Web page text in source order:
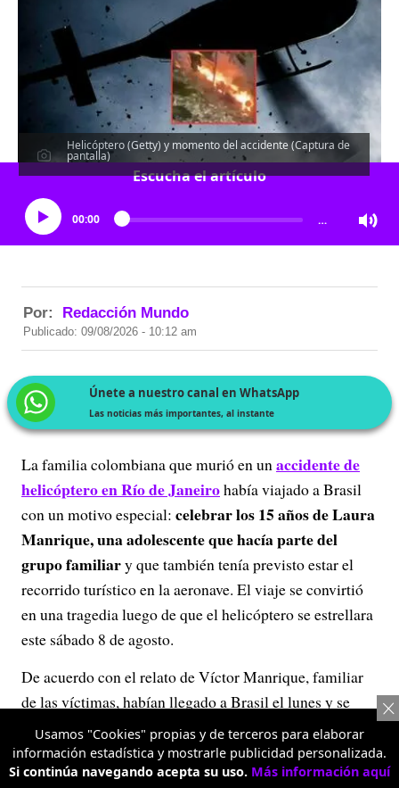
Helicóptero (Getty) y momento del accidente (Captura de
pantalla)
Escucha el artículo
00:00 …
Por: Redacción Mundo
Publicado: 09/08/2026 - 10:12 am
Únete a nuestro canal en WhatsApp
Las noticias más importantes, al instante
La familia colombiana que murió en unaccidente de
helicóptero en Río de Janeirohabía viajado a Brasil
con un motivo especial: celebrar los 15 años de Laura
Manrique, una adolescente que hacía parte del
grupo familiary que también tenía previsto estar el
recorrido turístico en la aeronave. El viaje se convirtió
en una tragedia luego de que el helicóptero se estrellara
este sábado 8 de agosto.
De acuerdo con el relato de Víctor Manrique, familiar
de las víctimas, habían llegado a Brasil el lunes y se
trataba de su primer viaje al país. Durante los días de
vacaciones recorrieron diferentes lugares turísticos,
entre ellos Búzios, y posteriormentese trasladaron a
Usamos "Cookies" propias y de terceros para elaborar
información estadística y mostrarle publicidad personalizada.
Si continúa navegando acepta su uso. Más información aquí